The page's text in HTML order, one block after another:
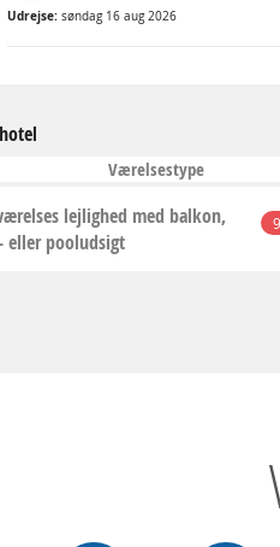
Udrejse: søndag 16 aug 2026
Værelsestype
lejlighed med balkon,
eller pooludsigt